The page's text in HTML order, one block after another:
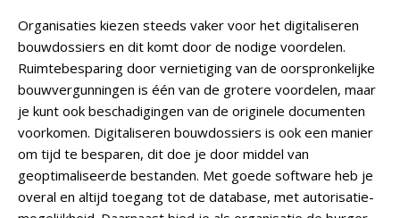
Organisaties kiezen steeds vaker voor het digitaliseren
bouwdossiers en dit komt door de nodige voordelen.
Ruimtebesparing door vernietiging van de oorspronkelijke
bouwvergunningen is één van de grotere voordelen, maar
je kunt ook beschadigingen van de originele documenten
voorkomen. Digitaliseren bouwdossiers is ook een manier
om tijd te besparen, dit doe je door middel van
geoptimaliseerde bestanden. Met goede software heb je
overal en altijd toegang tot de database, met autorisatie-